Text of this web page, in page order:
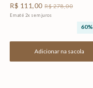
R$ 111,00 R$278,00
Em até 2x sem juros
60%
Adicionar na sacola